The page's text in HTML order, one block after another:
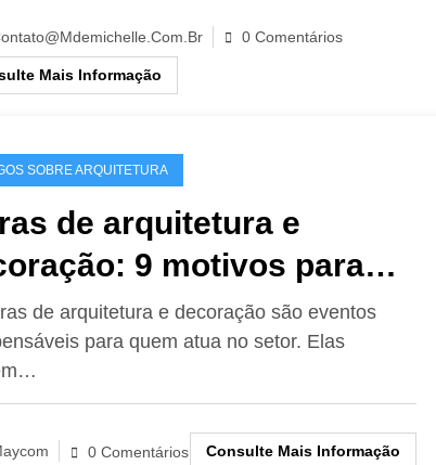
0 Comentários
Mais Informação
SOBRE ARQUITETURA
de arquitetura e
9 motivos para
de arquitetura e decoração são eventos
para quem atua no setor. Elas
0 Comentários Consulte Mais Informação